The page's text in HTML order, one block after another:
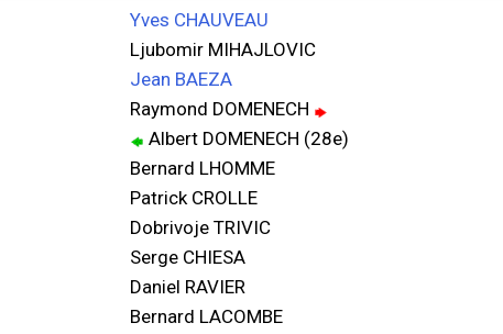
Yves CHAUVEAU
Ljubomir MIHAJLOVIC
Jean BAEZA
Raymond DOMENECH
Albert DOMENECH (28e)
Bernard LHOMME
Patrick CROLLE
Dobrivoje TRIVIC
Serge CHIESA
Daniel RAVIER
Bernard LACOMBE